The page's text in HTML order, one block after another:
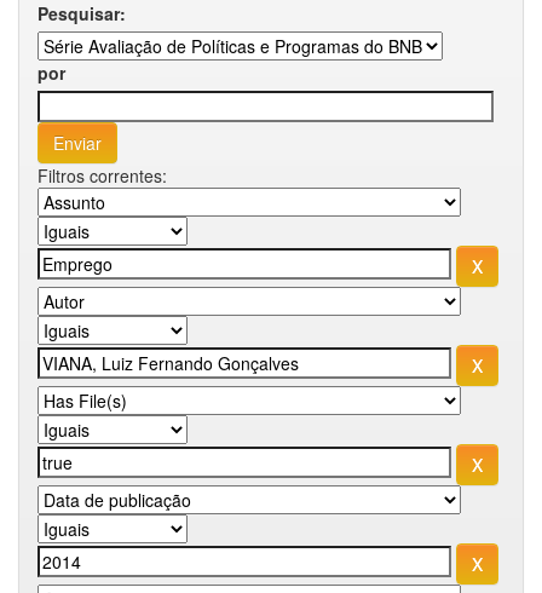
Pesquisar:
por
Filtros correntes: